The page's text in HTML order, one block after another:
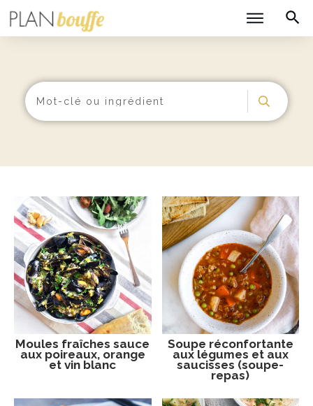
Moules fraîches sauce
aux poireaux, orange
et vin blanc
Soupe réconfortante
aux légumes et aux
saucisses (soupe-
repas)